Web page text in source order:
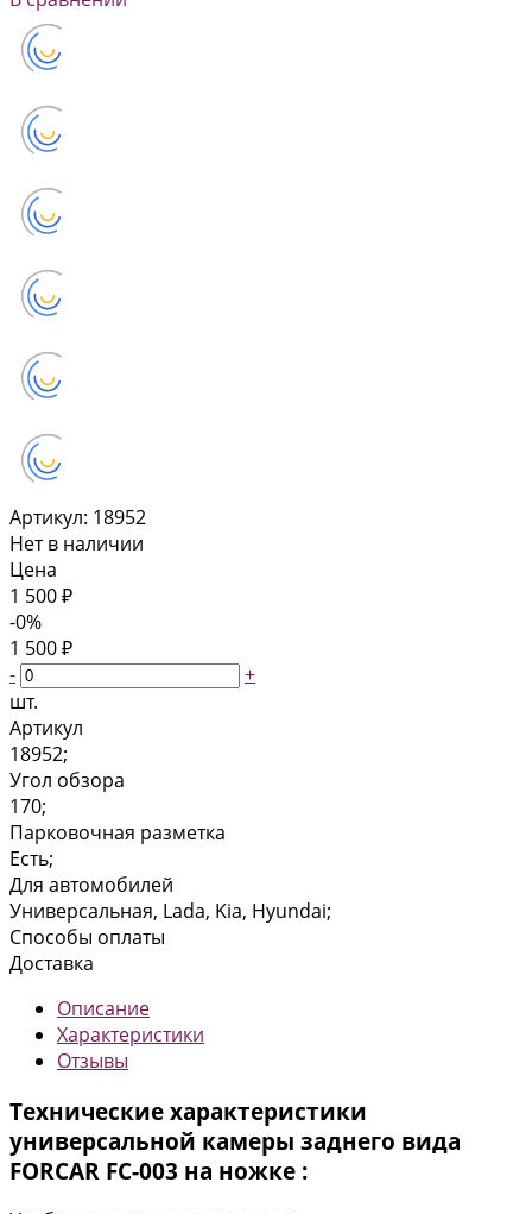
Артикул: 18952
Нет в наличии
Цена
1 500 ₽
-0%
1 500 ₽
-
+
шт.
Артикул
18952;
Угол обзора
170;
Парковочная разметка
Есть;
Для автомобилей
Универсальная, Lada, Kia, Hyundai;
Способы оплаты
Доставка
Описание
Характеристики
Отзывы
Технические характеристики
универсальной камеры заднего вида
FORCAR FC-003 на ножке :